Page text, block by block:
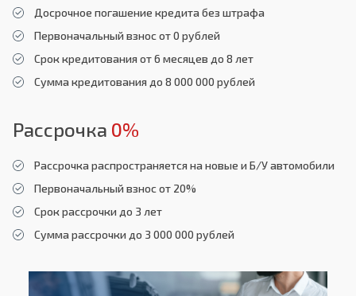
Досрочное погашение кредита без штрафа
Первоначальный взнос от 0 рублей
Срок кредитования от 6 месяцев до 8 лет
Сумма кредитования до 8 000 000 рублей
Рассрочка 0%
Рассрочка распространяется на новые и Б/У автомобили
Первоначальный взнос от 20%
Срок рассрочки до 3 лет
Сумма рассрочки до 3 000 000 рублей